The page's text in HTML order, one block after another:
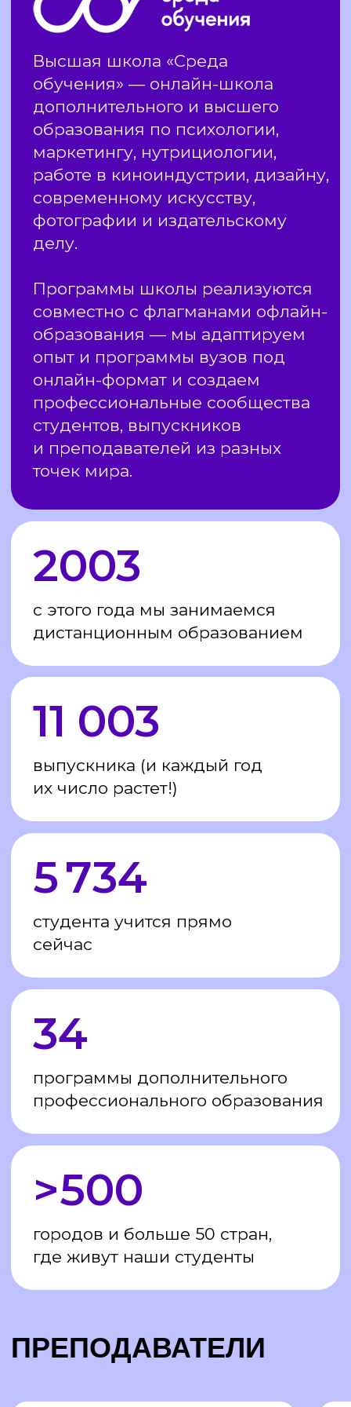
включает в себя теорию и практические
задания, которые помогут вам повысить
Вы освоите методы практической
детской психологии, помощи родителям,
детям и подросткам; узнаете как
развивается ребенок; научитесь
применять техники помощи в сложных
ситуациях в развитии ребенка; освоите
методы диагностики и коррекции
работы в сфере профессионального
сопровождения семей.
По итогам вы станете востребованным
процессов, проявлений состояний
ребенка и взрослого в различных
областях деятельности, развития
межличностных и социальных
взаимодействиях, сможете развиваться
в области дошкольной психологии,
психологии подростков, родителей
Дополнительное образование
по детской психологии в онлайн-
формате в Среде обучения — это занятия
в удобное вечернее время
на современной онлайн-платформе,
неограниченный доступ к записи
вебинаров и всех материалов по курсу.
Занятия обычно проходят по вечерам 3−4
раза в неделю, получить дополнительное
образование на программе
«Практическая психология родительства
Обучайтесь онлайн у себя дома, в кафе
или в библиотеке — вам достаточно
интернета для доступа к нашей
современной учебной платформе.
Для поступления на онлайн-обучение
необходимо подать заявку, собрать
необходимые документы и выполнить
вступительное задание.
Возрастных ограничений для обучения
у нас нет, средний возраст студентов —
35−40 лет, но есть немало учащихся как
в возрасте 55−69, так и 18−25 лет.
Вы будете учиться в компании людей
разного возраста, с разным жизненным
опытом, но объединенных мотивацией
получить профессию детского психолога
или повышение квалификации в области
онлайн, вы получите как актуальные
теоретические знания, так
и практические профессиональные
психологические навыки работы
в области развития ребенка и взрослого.
Среда обучения сотрудничает
с ведущими учебными заведениями
Москвы и экспертами со всего мира.
диплом о дополнительном
психологическом образовании в области
родительства и детства, обучаясь
дистанционно, но и техники работы
от специалистов-практиков. Получите
новую профессию детского психолога
в онлайн-формате в Москве и диплом
установленного государством образца!